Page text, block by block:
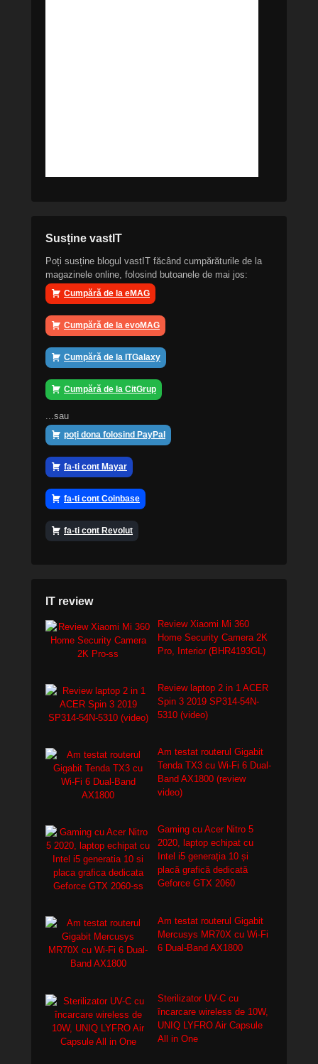
Susține vastIT
Poți susține blogul vastIT făcând cumpărăturile de la
magazinele online, folosind butoanele de mai jos:
Cumpără de la eMAG
Cumpără de la evoMAG
Cumpără de la ITGalaxy
Cumpără de la CitGrup
...sau
poți dona folosind PayPal
fa-ti cont Mayar
fa-ti cont Coinbase
fa-ti cont Revolut
IT review
Review Xiaomi Mi 360
Home Security Camera 2K
Pro, Interior (BHR4193GL)
Review laptop 2 in 1 ACER
Spin 3 2019 SP314-54N-
5310 (video)
Am testat routerul Gigabit
Tenda TX3 cu Wi-Fi 6 Dual-
Band AX1800 (review
video)
Gaming cu Acer Nitro 5
2020, laptop echipat cu
Intel i5 generația 10 și
placă grafică dedicată
Geforce GTX 2060
Am testat routerul Gigabit
Mercusys MR70X cu Wi-Fi
6 Dual-Band AX1800
Sterilizator UV-C cu
încarcare wireless de 10W,
UNIQ LYFRO Air Capsule
All in One